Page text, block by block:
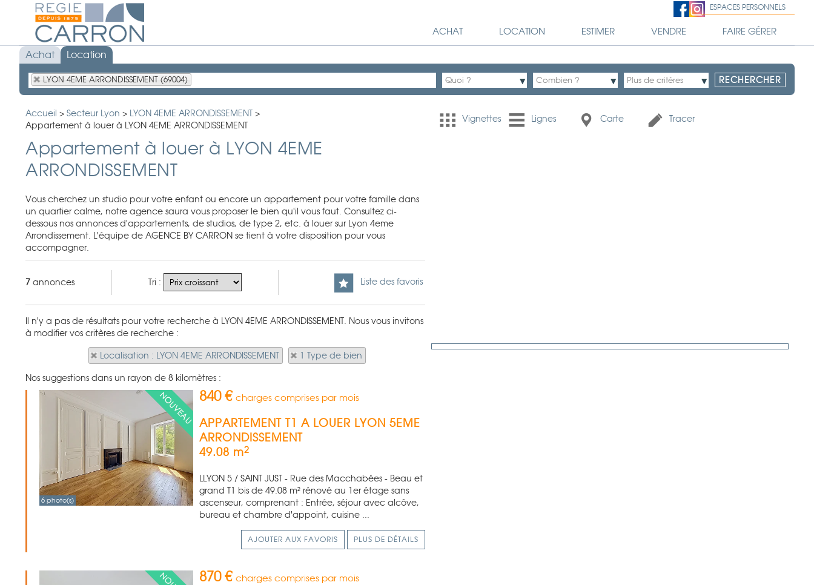
ESPACES PERSONNELS
ACHAT LOCATION ESTIMER VENDRE FAIRE GÉRER
Achat Location
LYON 4EME ARRONDISSEMENT (69004)
Vignettes Lignes Carte Tracer
Accueil > Secteur Lyon > LYON 4EME ARRONDISSEMENT >
Appartement à louer à LYON 4EME ARRONDISSEMENT
Appartement à louer à LYON 4EME
ARRONDISSEMENT
Vous cherchez un studio pour votre enfant ou encore un appartement pour votre famille dans
un quartier calme, notre agence saura vous proposer le bien qu'il vous faut. Consultez ci-
dessous nos annonces d'appartements, de studios, de type 2, etc. à louer sur Lyon 4eme
Arrondissement. L'équipe de AGENCE BY CARRON se tient à votre disposition pour vous
accompagner.
7 annonces Tri : Liste des favoris
Il n'y a pas de résultats pour votre recherche à LYON 4EME ARRONDISSEMENT. Nous vous invitons
à modifier vos critères de recherche :
Localisation : LYON 4EME ARRONDISSEMENT 1 Type de bien
Nos suggestions dans un rayon de 8 kilomètres :
6 photo(s)
840 € charges comprises par mois
APPARTEMENT T1 A LOUER LYON 5EME
ARRONDISSEMENT
49.08 m2
LLYON 5 / SAINT JUST - Rue des Macchabées - Beau et
grand T1 bis de 49.08 m² rénové au 1er étage sans
ascenseur, comprenant : Entrée, séjour avec alcôve,
bureau et chambre d'appoint, cuisine ...
AJOUTER AUX FAVORIS PLUS DE DÉTAILS
870 € charges comprises par mois